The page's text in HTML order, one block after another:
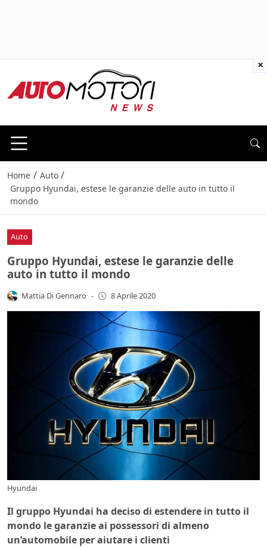
Home / Auto /
Gruppo Hyundai, estese le garanzie delle auto in tutto il
mondo
Auto
Gruppo Hyundai, estese le garanzie delle
auto in tutto il mondo
Mattia Di Gennaro - 8 Aprile 2020
Hyundai
Il gruppo Hyundai ha deciso di estendere in tutto il
mondo le garanzie ai possessori di almeno
un’automobile per aiutare i clienti
×